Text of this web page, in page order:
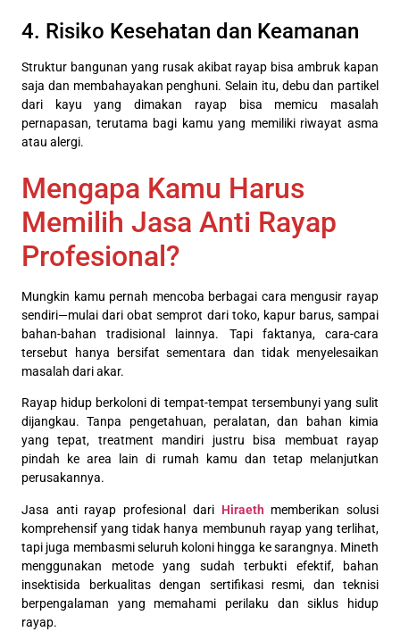
4. Risiko Kesehatan dan Keamanan
Struktur bangunan yang rusak akibat rayap bisa ambruk kapan
saja dan membahayakan penghuni. Selain itu, debu dan partikel
dari kayu yang dimakan rayap bisa memicu masalah
pernapasan, terutama bagi kamu yang memiliki riwayat asma
atau alergi.
Mengapa Kamu Harus
Memilih Jasa Anti Rayap
Profesional?
Mungkin kamu pernah mencoba berbagai cara mengusir rayap
sendiri—mulai dari obat semprot dari toko, kapur barus, sampai
bahan-bahan tradisional lainnya. Tapi faktanya, cara-cara
tersebut hanya bersifat sementara dan tidak menyelesaikan
masalah dari akar.
Rayap hidup berkoloni di tempat-tempat tersembunyi yang sulit
dijangkau. Tanpa pengetahuan, peralatan, dan bahan kimia
yang tepat, treatment mandiri justru bisa membuat rayap
pindah ke area lain di rumah kamu dan tetap melanjutkan
perusakannya.
Jasa anti rayap profesional dari Hiraeth memberikan solusi
komprehensif yang tidak hanya membunuh rayap yang terlihat,
tapi juga membasmi seluruh koloni hingga ke sarangnya. Mineth
menggunakan metode yang sudah terbukti efektif, bahan
insektisida berkualitas dengan sertifikasi resmi, dan teknisi
berpengalaman yang memahami perilaku dan siklus hidup
rayap.